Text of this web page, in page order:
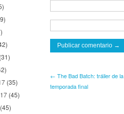
(31)
(35)
(45)
(45)
← The Bad Batch: tráiler de la
temporada final